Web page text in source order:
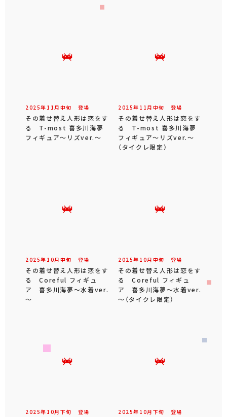
2025年 11 月 中旬 登場
その着せ替え人形は恋をす
る T-most 喜多川海夢
フィギュア～リズver.～
2025年 11 月 中旬 登場
その着せ替え人形は恋をす
る T-most 喜多川海夢
フィギュア～リズver.～
（タイクレ限定）
2025年 10月 中旬 登場
その着せ替え人形は恋をす
る Coreful フィギュ
ア 喜多川海夢～水着ver.
～
2025年 10月 中旬 登場
その着せ替え人形は恋をす
る Coreful フィギュ
ア 喜多川海夢～水着ver.
～（タイクレ限定）
2025年 10月 下旬 登場 2025年 10月 下旬 登場